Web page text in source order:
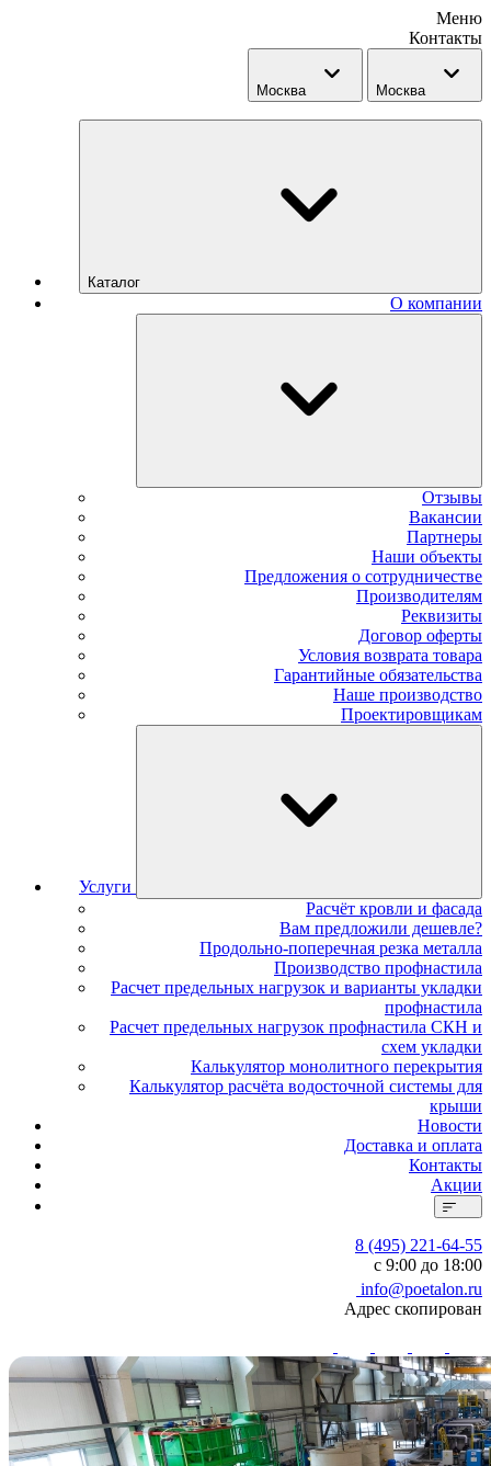
Меню
Контакты
Москва Москва
Каталог
О компании
Отзывы
Вакансии
Партнеры
Наши объекты
Предложения о сотрудничестве
Производителям
Реквизиты
Договор оферты
Условия возврата товара
Гарантийные обязательства
Наше производство
Проектировщикам
Услуги
Расчёт кровли и фасада
Вам предложили дешевле?
Продольно-поперечная резка металла
Производство профнастила
Расчет предельных нагрузок и варианты укладки
профнастила
Расчет предельных нагрузок профнастила СКН и
схем укладки
Калькулятор монолитного перекрытия
Калькулятор расчёта водосточной системы для
крыши
Новости
Доставка и оплата
Контакты
Акции
8 (495) 221-64-55
с 9:00 до 18:00
info@poetalon.ru
Адрес скопирован